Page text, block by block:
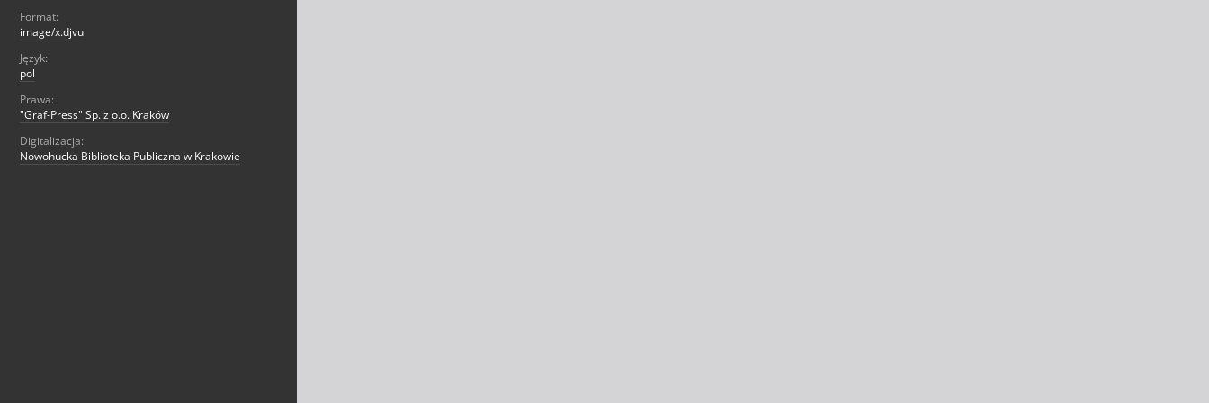
Format:
image/x.djvu
Język:
pol
Prawa:
"Graf-Press" Sp. z o.o. Kraków
Digitalizacja:
Nowohucka Biblioteka Publiczna w Krakowie